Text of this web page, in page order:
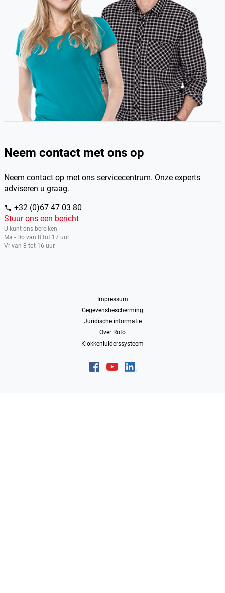
Neem contact met ons op
Neem contact op met ons servicecentrum. Onze experts
adviseren u graag.
phone +32 (0)67 47 03 80
Stuur ons een bericht
U kunt ons bereiken
Ma - Do van 8 tot 17 uur
Vr van 8 tot 16 uur
Impressum
Gegevensbescherming
Juridische informatie
Over Roto
Klokkenluiderssysteem